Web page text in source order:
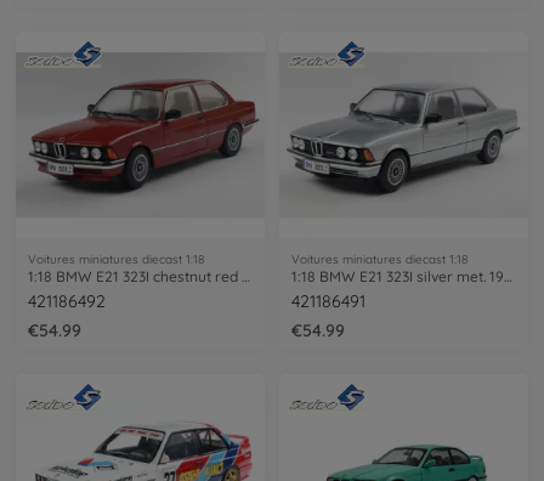
Voitures miniatures diecast 1:18
1:18 BMW E21 323I chestnut red met.
421186492
€54.99
Voitures miniatures diecast 1:18
1:18 BMW E21 323I silver met. 1980
421186491
€54.99